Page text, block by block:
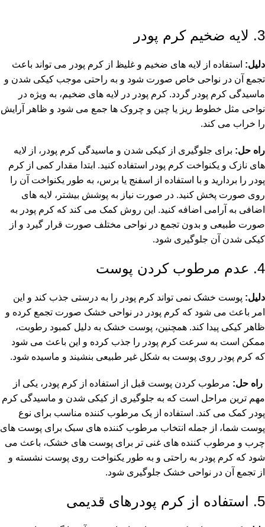
3. لایه ضخیم کرم پودر
دلیل: استفاده از لایه های ضخیم و غلیظ از کرم پودر می تواند باعث
تجمع آن در نواحی خاص صورت شود و به راحتی موجب کیکی شدن و
ماسیدگی کرم پودر گردد. کرم پودر در لایه های ضخیم، به ویژه در
نواحی مثل خطوط ریز یا چین و چروک ها جمع می شود و ظاهر آرایش
را خراب می کند.
راه حل: برای جلوگیری از کیکی شدن و ماسیدگی کرم پودر، از لایه
های نازک و یکنواخت کرم پودر استفاده کنید. ابتدا مقدار کمی از کرم
پودر را بردارید و با استفاده از اسفنج یا برس، به طور یکنواخت آن را
روی صورت پخش کنید. در صورت نیاز به پوشش بیشتر، لایه های
اضافی به آرامی اضافه کنید. این روش کمک می کند که کرم پودر به
صورت طبیعی و بدون تجمع در نواحی مختلف صورت قرار گیرد و از
کیکی شدن آن جلوگیری شود.
4. عدم مرطوب کردن پوست
دلیل: پوست خشک نمی تواند کرم پودر را به درستی جذب کند و این
امر باعث می شود که کرم پودر در نواحی خشک صورت تجمع کرده و
ظاهر کیکی پیدا کند. همچنین، پوست خشک به دلیل کمبود رطوبت،
ممکن است به سرعت کرم پودر را جذب کرده و این باعث می شود
که کرم پودر روی پوست به شکل غیر طبیعی بنشیند و ماسیده شود.
راه حل: مرطوب کردن پوست قبل از استفاده از کرم پودر، یکی از
مهم ترین مراحل است که به جلوگیری از کیکی شدن و ماسیدگی کرم
پودر کمک می کند. استفاده از یک مرطوب کننده مناسب برای نوع
پوست شما، از جمله انتخاب مرطوب کننده های سبک برای پوست های
چرب و مرطوب کننده های غنی تر برای پوست های خشک، باعث می
شود که کرم پودر به راحتی و به طور یکنواخت روی پوست نشسته و
از تجمع آن در نواحی خشک جلوگیری شود.
5. استفاده از کرم پودرهای قدیمی